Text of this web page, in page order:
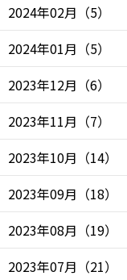
2024年02月 （5）
2024年01月 （5）
2023年12月 （6）
2023年11月 （7）
2023年10月 （14）
2023年09月 （18）
2023年08月 （19）
2023年07月 （21）